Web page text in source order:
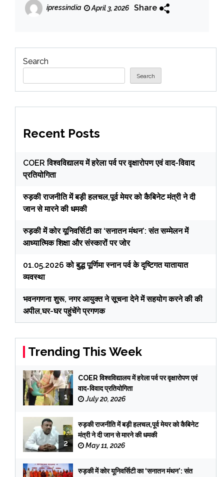
ipressindia April 3, 2026 Share
Search
Search
Recent Posts
COER विश्वविद्यालय में हरेला पर्व पर वृक्षारोपण एवं वाद-विवाद
प्रतियोगिता
रुड़की राजनीति में बड़ी हलचल,पूर्व मेयर को कैबिनेट मंत्री ने दी
जान से मारने की धमकी
रुड़की में कोर यूनिवर्सिटी का ‘सनातन मंथन’: संत सम्मेलन में
आध्यात्मिक शिक्षा और संस्कारों पर जोर
01.05.2026 को बुद्ध पूर्णिमा स्नान पर्व के दृष्टिगत यातायात
व्यवस्था
भवनगणना शुरू, नगर आयुक्त ने सूचना देने में सहयोग करने की की
अपील,घर-घर पहुंचेंगे प्रगणक
Trending This Week
1
COER विश्वविद्यालय में हरेला पर्व पर वृक्षारोपण एवं
वाद-विवाद प्रतियोगिता
July 20, 2026
2
रुड़की राजनीति में बड़ी हलचल,पूर्व मेयर को कैबिनेट
मंत्री ने दी जान से मारने की धमकी
May 11, 2026
रुड़की में कोर यूनिवर्सिटी का ‘सनातन मंथन’: संत